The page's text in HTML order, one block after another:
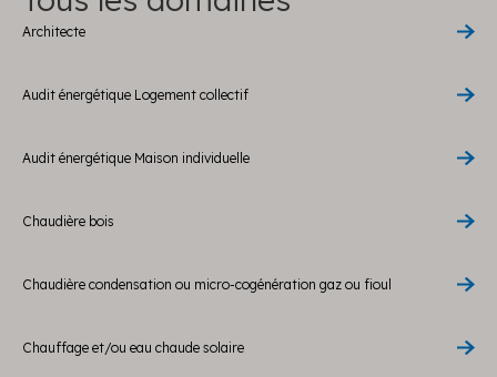
Architecte
Audit énergétique Logement collectif
Audit énergétique Maison individuelle
Chaudière bois
Chaudière condensation ou micro-cogénération gaz ou fioul
Chauffage et/ou eau chaude solaire